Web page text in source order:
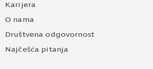
Karijera
O nama
Društvena odgovornost
Najčešća pitanja